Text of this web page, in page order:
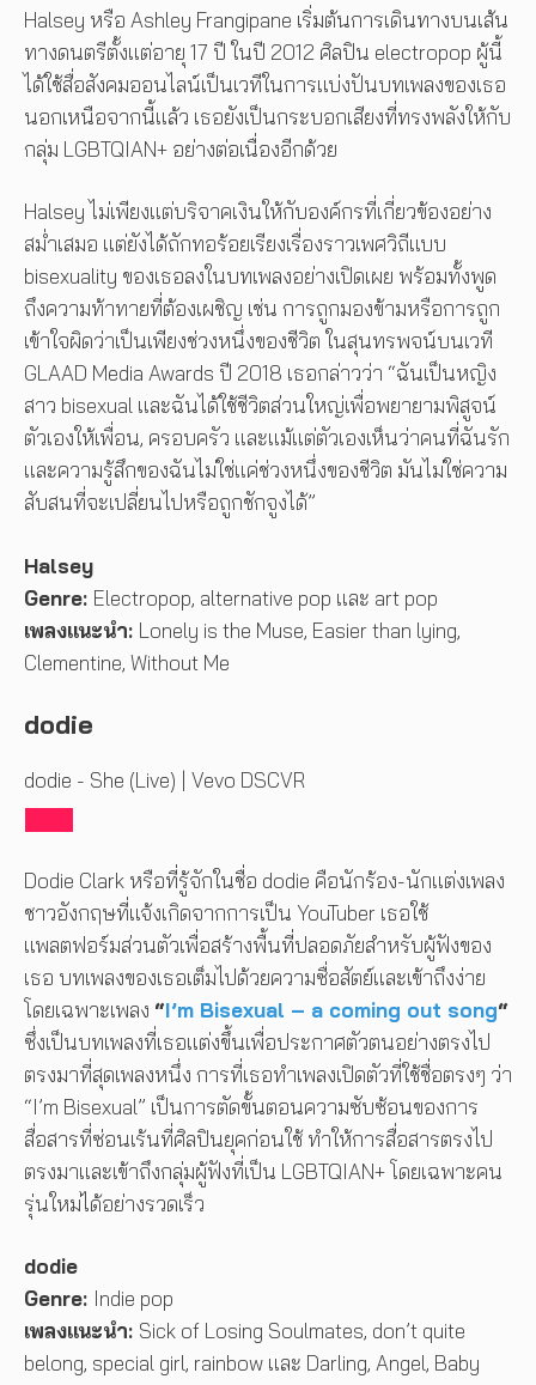
Halsey หรือ Ashley Frangipane เริ่มต้นการเดินทางบนเส้น
ทางดนตรีตั้งแต่อายุ 17 ปี ในปี 2012 ศิลปิน electropop ผู้นี้
ได้ใช้สื่อสังคมออนไลน์เป็นเวทีในการแบ่งปันบทเพลงของเธอ
นอกเหนือจากนี้แล้ว เธอยังเป็นกระบอกเสียงที่ทรงพลังให้กับ
กลุ่ม LGBTQIAN+ อย่างต่อเนื่องอีกด้วย
Halsey ไม่เพียงแต่บริจาคเงินให้กับองค์กรที่เกี่ยวข้องอย่าง
สม่ำเสมอ แต่ยังได้ถักทอร้อยเรียงเรื่องราวเพศวิถีแบบ
bisexuality ของเธอลงในบทเพลงอย่างเปิดเผย พร้อมทั้งพูด
ถึงความท้าทายที่ต้องเผชิญ เช่น การถูกมองข้ามหรือการถูก
เข้าใจผิดว่าเป็นเพียงช่วงหนึ่งของชีวิต ในสุนทรพจน์บนเวที
GLAAD Media Awards ปี 2018 เธอกล่าวว่า “ฉันเป็นหญิง
สาว bisexual และฉันได้ใช้ชีวิตส่วนใหญ่เพื่อพยายามพิสูจน์
ตัวเองให้เพื่อน, ครอบครัว และแม้แต่ตัวเองเห็นว่าคนที่ฉันรัก
และความรู้สึกของฉันไม่ใช่แค่ช่วงหนึ่งของชีวิต มันไม่ใช่ความ
สับสนที่จะเปลี่ยนไปหรือถูกชักจูงได้”
Halsey
Genre: Electropop, alternative pop และ art pop
เพลงแนะนำ: Lonely is the Muse, Easier than lying,
Clementine, Without Me
dodie
dodie - She (Live) | Vevo DSCVR
Dodie Clark หรือที่รู้จักในชื่อ dodie คือนักร้อง-นักแต่งเพลง
ชาวอังกฤษที่แจ้งเกิดจากการเป็น YouTuber เธอใช้
แพลตฟอร์มส่วนตัวเพื่อสร้างพื้นที่ปลอดภัยสำหรับผู้ฟังของ
เธอ บทเพลงของเธอเต็มไปด้วยความซื่อสัตย์และเข้าถึงง่าย
โดยเฉพาะเพลง “I’m Bisexual – a coming out song“
ซึ่งเป็นบทเพลงที่เธอแต่งขึ้นเพื่อประกาศตัวตนอย่างตรงไป
ตรงมาที่สุดเพลงหนึ่ง การที่เธอทำเพลงเปิดตัวที่ใช้ชื่อตรงๆ ว่า
“I’m Bisexual” เป็นการตัดขั้นตอนความซับซ้อนของการ
สื่อสารที่ซ่อนเร้นที่ศิลปินยุคก่อนใช้ ทำให้การสื่อสารตรงไป
ตรงมาและเข้าถึงกลุ่มผู้ฟังที่เป็น LGBTQIAN+ โดยเฉพาะคน
รุ่นใหม่ได้อย่างรวดเร็ว
dodie
Genre: Indie pop
เพลงแนะนำ: Sick of Losing Soulmates, don’t quite
belong, special girl, rainbow และ Darling, Angel, Baby